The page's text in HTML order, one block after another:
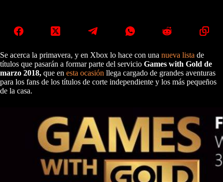
Se acerca la primavera, y en Xbox lo hace con una nueva lista de
títulos que pasarán a formar parte del servicio Games with Gold de
marzo 2018, que en esta ocasión llega cargado de grandes aventuras
para los fans de los títulos de corte independiente y los más pequeños
de la casa.